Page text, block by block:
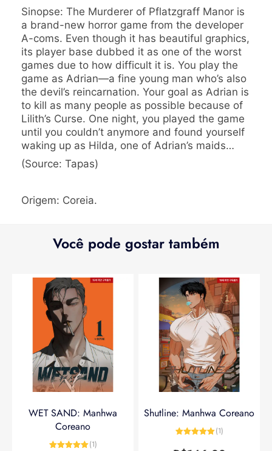
Sinopse: The Murderer of Pflatzgraff Manor is
a brand-new horror game from the developer
A-coms. Even though it has beautiful graphics,
its player base dubbed it as one of the worst
games due to how difficult it is. You play the
game as Adrian—a fine young man who’s also
the devil’s reincarnation. Your goal as Adrian is
to kill as many people as possible because of
Lilith’s Curse. One night, you played the game
until you couldn’t anymore and found yourself
waking up as Hilda, one of Adrian’s maids…
(Source: Tapas)
Origem: Coreia.
Você pode gostar também
WET SAND: Manhwa
Coreano
(1)
Shutline: Manhwa Coreano
de 5
(1)